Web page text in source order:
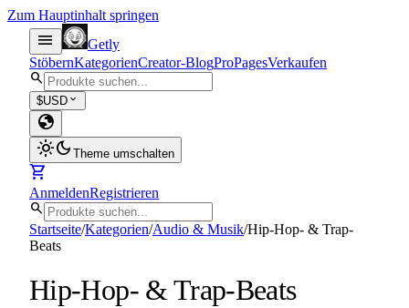
Zum Hauptinhalt springen
menu
Getly
StöbernKategorienCreator-BlogProPagesVerkaufen
search
$USD expand_more
globe
light_modedark_mode Theme umschalten
shopping_cart
AnmeldenRegistrieren
search
Startseite/Kategorien/Audio & Musik/Hip-Hop- & Trap-
Beats
Hip-Hop- & Trap-Beats